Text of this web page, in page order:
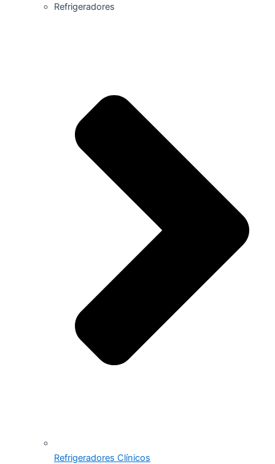
Refrigeradores
Refrigeradores Clínicos